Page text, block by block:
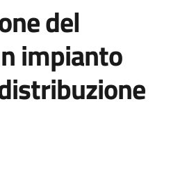
del
impianto